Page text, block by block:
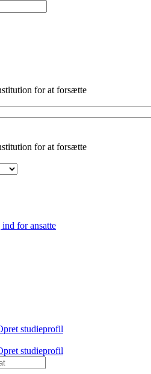
for at forsætte
for at forsætte
for ansatte
studieprofil
studieprofil